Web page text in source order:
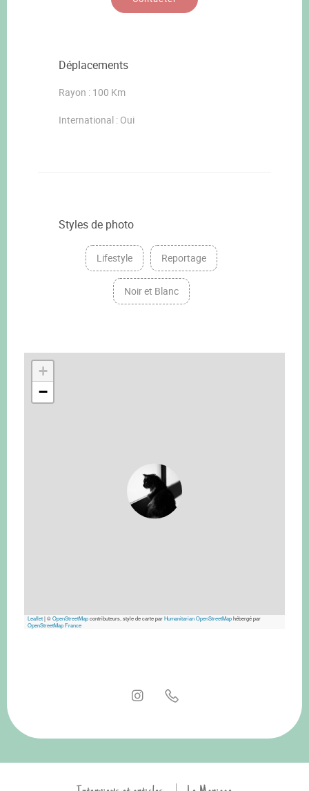
Déplacements
Rayon : 100 Km
International : Oui
Styles de photo
Lifestyle Reportage
Noir et Blanc
+
−
Leaflet|©OpenStreetMapcontributeurs, style de carte parHumanitarian OpenStreetMaphébergé par
OpenStreetMap France